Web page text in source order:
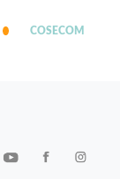
COSECOM